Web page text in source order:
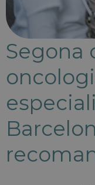
Segona